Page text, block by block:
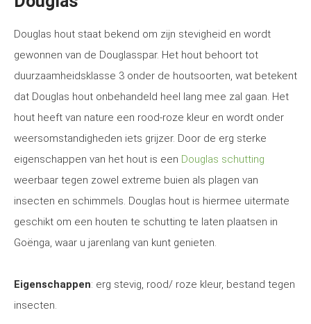
Douglas hout staat bekend om zijn stevigheid en wordt
gewonnen van de Douglasspar. Het hout behoort tot
duurzaamheidsklasse 3 onder de houtsoorten, wat betekent
dat Douglas hout onbehandeld heel lang mee zal gaan. Het
hout heeft van nature een rood-roze kleur en wordt onder
weersomstandigheden iets grijzer. Door de erg sterke
eigenschappen van het hout is een Douglas schutting
weerbaar tegen zowel extreme buien als plagen van
insecten en schimmels. Douglas hout is hiermee uitermate
geschikt om een houten te schutting te laten plaatsen in
Goënga, waar u jarenlang van kunt genieten.
Eigenschappen: erg stevig, rood/ roze kleur, bestand tegen
insecten.